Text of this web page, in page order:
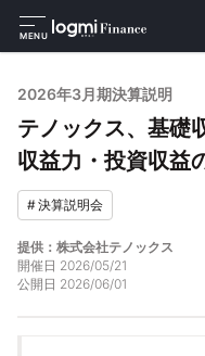
MENU
2026年3月期決算説明
テノックス、基礎
収益力・投資収益
#決算説明会
提供：株式会社テノックス
開催日 2026/05/21
公開日 2026/06/01